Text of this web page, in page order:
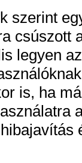
szerint
csúszott
legyen
is, ha